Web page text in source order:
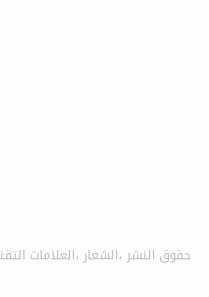
حقوق النشر ،الشعار ،العلامات